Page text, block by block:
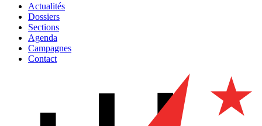
Actualités
Dossiers
Sections
Agenda
Campagnes
Contact